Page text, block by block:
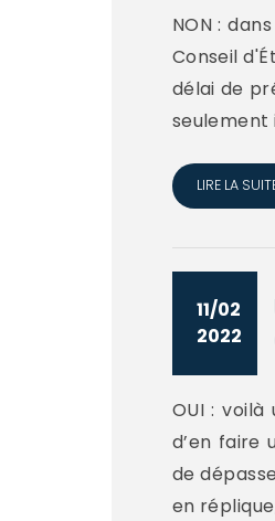
NON :
Conseil
délai de
seulement
LIRE LA
11/02
2022
OUI :
d’en faire
de
en